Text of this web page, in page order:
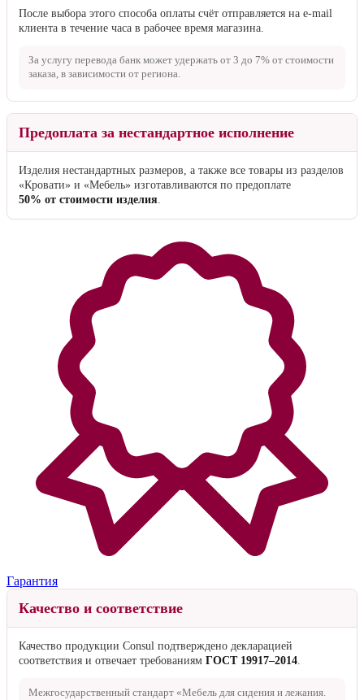
После выбора этого способа оплаты счёт отправляется на e-mail
клиента в течение часа в рабочее время магазина.
За услугу перевода банк может удержать от 3 до 7% от стоимости
заказа, в зависимости от региона.
Предоплата за нестандартное исполнение
Изделия нестандартных размеров, а также все товары из разделов
«Кровати» и «Мебель» изготавливаются по предоплате
50% от стоимости изделия.
Гарантия
Качество и соответствие
Качество продукции Consul подтверждено декларацией
соответствия и отвечает требованиям ГОСТ 19917–2014.
Межгосударственный стандарт «Мебель для сидения и лежания.